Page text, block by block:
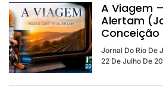
A Viagem
Alertam
Conceição
Jornal Do Rio De
22 De Julho De